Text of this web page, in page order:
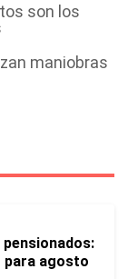
son los
maniobras
para agosto